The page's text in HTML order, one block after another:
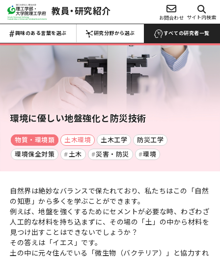
興味のある言葉を選ぶ
すべての研究者一覧 →
生物・微生物
食品・食事
化学
高分子・プラスチ
ック
研究分野から選ぶ
Search by research field
すべての研究者一覧 →
数物系科学
代数学
解析学
プラズマ学 地球惑星科学
工学
材料力学
生産工学 設計工学
電気電子工学 土木工学 建築学
航空宇宙工学 船舶海洋工学
社会システム工学 安全工学 防災工学
複合工学
教員・研究紹介
お問合わせ サイト内検索
興味のある言葉を選ぶ 研究分野から選ぶ すべての研究者一覧
環境に優しい地盤強化と防災技術
物質・環境類 土木環境 土木工学
防災工学
環境保全対策
土木 災害・防災 環境
自然界は絶妙なバランスで保たれており、私たちはこの「自然
の知恵」から多くを学ぶことができます。
例えば、地盤を強くするためにセメントが必要な時、わざわざ
人工的な材料を持ち込まずに、その場の「土」の中から材料を
見つけ出すことはできないでしょうか？
その答えは「イエス」です。
土の中に元々住んでいる「微生物（バクテリア）」と協力すれ